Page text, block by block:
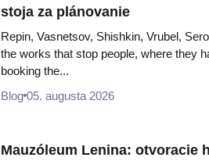
stoja za plánovanie
Repin, Vasnetsov, Shishkin, Vrubel,
the works that stop people, where they
booking the...
Blog 05. augusta 2026
Mauzóleum Lenina: otvoracie